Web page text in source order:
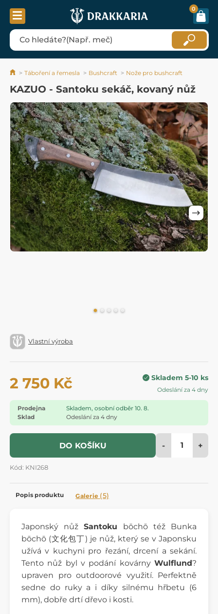
0
Táboření a řemesla Bushcraft Nože pro bushcraft
KAZUO - Santoku sekáč, kovaný nůž
Vlastní výroba
2 750 Kč Skladem 5-10 ks
Odeslání za 4 dny
Prodejna
Skladem, osobní odběr 10. 8.
Sklad
Odeslání za 4 dny
DO KOŠÍKU - +
Kód: KNI268
Popis produktu Galerie (5)
Japonský nůžSantoku bōchō též Bunka
bōchō (文化包丁) je nůž, který se v Japonsku
užívá v kuchyni pro řezání, drcení a sekání.
Tento nůž byl v podání kovárny Wulflund?
upraven pro outdoorové využití. Perfektně
sedne do ruky a i díky silnému hřbetu (6
mm), dobře drtí dřevo i kosti.